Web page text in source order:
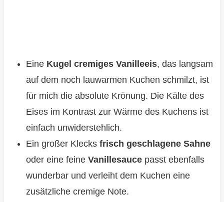
Eine Kugel cremiges Vanilleeis, das langsam
auf dem noch lauwarmen Kuchen schmilzt, ist
für mich die absolute Krönung. Die Kälte des
Eises im Kontrast zur Wärme des Kuchens ist
einfach unwiderstehlich.
Ein großer Klecks frisch geschlagene Sahne
oder eine feine Vanillesaucepasst ebenfalls
wunderbar und verleiht dem Kuchen eine
zusätzliche cremige Note.